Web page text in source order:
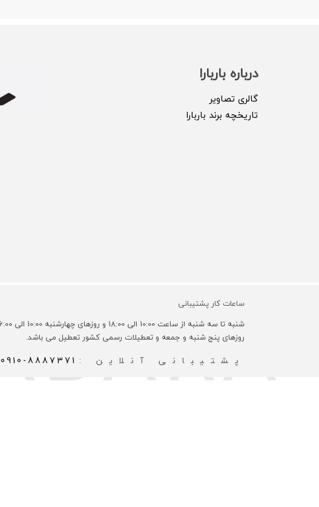
درباره باربارا
گالری تصاویر
تاریخچه برند باربارا
ساعات کار پشتیبانی
شنبه تا سه شنبه از ساعت 10:00 الی 18:00 و روزهای چهارشنبه 10:00 الی 16:00 می باشد.
روزهای پنج شنبه و جمعه و تعطیلات رسمی کشور تعطیل می باشد.
پشتیبانی آنلاین : 0910-8887371